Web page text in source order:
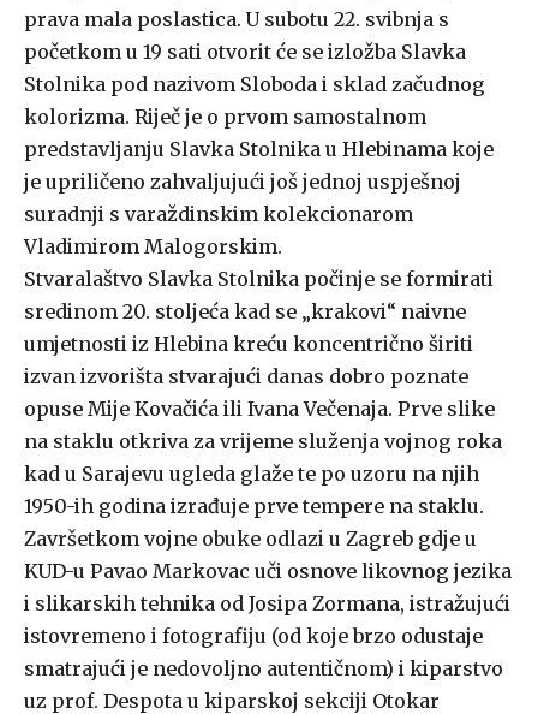
prava mala poslastica. U subotu 22. svibnja s
početkom u 19 sati otvorit će se izložba Slavka
Stolnika pod nazivom Sloboda i sklad začudnog
kolorizma. Riječ je o prvom samostalnom
predstavljanju Slavka Stolnika u Hlebinama koje
je upriličeno zahvaljujući još jednoj uspješnoj
suradnji s varaždinskim kolekcionarom
Vladimirom Malogorskim.
Stvaralaštvo Slavka Stolnika počinje se formirati
sredinom 20. stoljeća kad se „krakovi“ naivne
umjetnosti iz Hlebina kreću koncentrično širiti
izvan izvorišta stvarajući danas dobro poznate
opuse Mije Kovačića ili Ivana Večenaja. Prve slike
na staklu otkriva za vrijeme služenja vojnog roka
kad u Sarajevu ugleda glaže te po uzoru na njih
1950-ih godina izrađuje prve tempere na staklu.
Završetkom vojne obuke odlazi u Zagreb gdje u
KUD-u Pavao Markovac uči osnove likovnog jezika
i slikarskih tehnika od Josipa Zormana, istražujući
istovremeno i fotografiju (od koje brzo odustaje
smatrajući je nedovoljno autentičnom) i kiparstvo
uz prof. Despota u kiparskoj sekciji Otokar